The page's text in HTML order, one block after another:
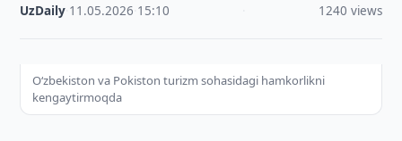
UzDaily 11.05.2026 15:10 1240 views
Oʻzbekiston va Pokiston turizm sohasidagi hamkorlikni
kengaytirmoqda